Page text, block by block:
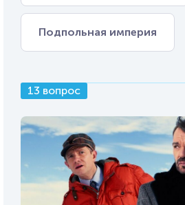
Подпольная империя
13 вопрос